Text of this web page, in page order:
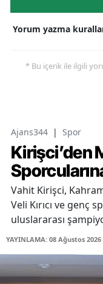
Yorum yazma
* Bu içerik ile ilgili
Ajans344 | Spor
Kirişci’den
Vahit Kirişci,
Veli Kırıcı ve genç
uluslararası
YAYINLAMA: 08 Ağustos 2026